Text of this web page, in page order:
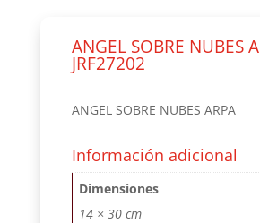
ANGEL SOBRE NUBES
JRF27202
ANGEL SOBRE NUBES ARPA
Información adicional
Dimensiones
14 × 30 cm